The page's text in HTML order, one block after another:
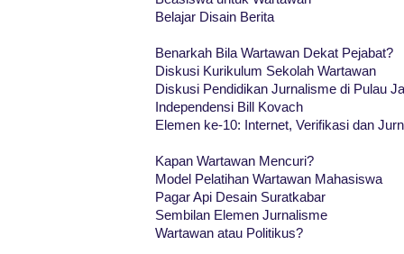
Belajar Disain Berita
Benarkah Bila Wartawan Dekat Pejabat?
Diskusi Kurikulum Sekolah Wartawan
Diskusi Pendidikan Jurnalisme di Pulau
Independensi Bill Kovach
Elemen ke-10: Internet, Verifikasi dan
Kapan Wartawan Mencuri?
Model Pelatihan Wartawan Mahasiswa
Pagar Api Desain Suratkabar
Sembilan Elemen Jurnalisme
Wartawan atau Politikus?